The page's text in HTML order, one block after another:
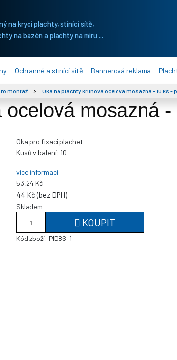
na krycí plachty, stínící sítě,
na bazén a plachty na miru ...
Ochranné a stínící sítě Bannerová reklama
montáž Oka na plachty kruhová ocelová mosazná - 10 ks -
mosazná
Oka pro fixaci plachet
Kusů v balení: 10
více informací
53,24 Kč
44 Kč (bez DPH)
Skladem
KOUPIT
Kód zboží: PID86-1